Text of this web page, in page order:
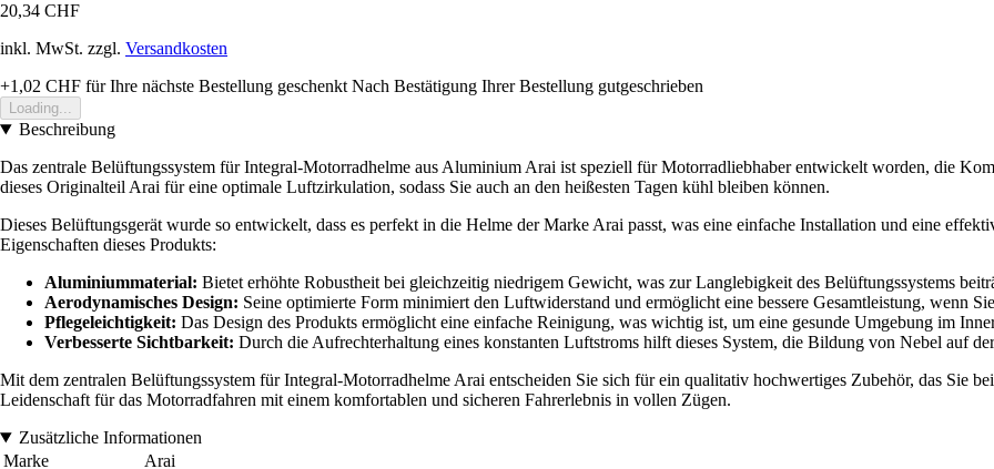
20,34 CHF
inkl. MwSt. zzgl. Versandkosten
+1,02 CHF für Ihre nächste Bestellung geschenkt Nach Bestätigung Ihrer Bestellung gutgeschrieben
Loading...
Beschreibung
Das zentrale Belüftungssystem für Integral-Motorradhelme aus Aluminium Arai ist speziell für Motorradliebhaber entwickelt worden, die
dieses Originalteil Arai für eine optimale Luftzirkulation, sodass Sie auch an den heißesten Tagen kühl bleiben können.
Dieses Belüftungsgerät wurde so entwickelt, dass es perfekt in die Helme der Marke Arai passt, was eine einfache Installation und eine
Eigenschaften dieses Produkts:
Aluminiummaterial: Bietet erhöhte Robustheit bei gleichzeitig niedrigem Gewicht, was zur Langlebigkeit des Belüftungssystems
Aerodynamisches Design: Seine optimierte Form minimiert den Luftwiderstand und ermöglicht eine bessere Gesamtleistung, wenn
Pflegeleichtigkeit: Das Design des Produkts ermöglicht eine einfache Reinigung, was wichtig ist, um eine gesunde Umgebung im
Verbesserte Sichtbarkeit: Durch die Aufrechterhaltung eines konstanten Luftstroms hilft dieses System, die Bildung von Nebel auf
Mit dem zentralen Belüftungssystem für Integral-Motorradhelme Arai entscheiden Sie sich für ein qualitativ hochwertiges Zubehör, das Sie
Leidenschaft für das Motorradfahren mit einem komfortablen und sicheren Fahrerlebnis in vollen Zügen.
Zusätzliche Informationen
Marke
Arai